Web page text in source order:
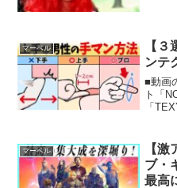
マーベル
【
ンテ
■動画
ト「
「
マーベル
【
ブ・
最高